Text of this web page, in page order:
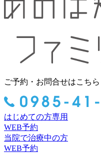
ご予約・お問合せはこちら
はじめての方専用
WEB予約
当院で治療中の方
WEB予約